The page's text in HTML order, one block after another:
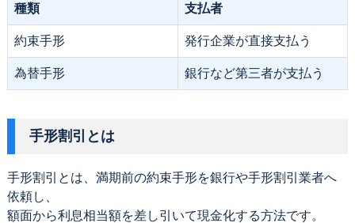
種類 支払者
約束手形 発行企業が直接支払う
為替手形 銀行など第三者が支払う
手形割引とは
手形割引とは、満期前の約束手形を銀行や手形割引業者へ
依頼し、
額面から利息相当額を差し引いて現金化する方法です。